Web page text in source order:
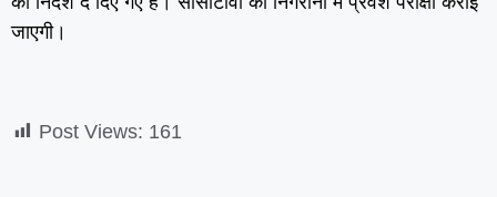
जाएगी।
Post Views: 161